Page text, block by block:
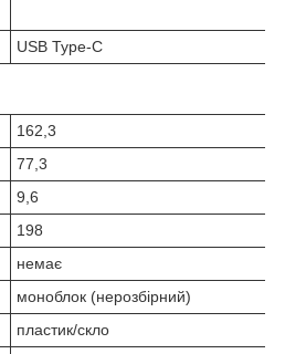
USB Type-C
162,3
77,3
9,6
198
немає
моноблок (нерозбірний)
пластик/скло